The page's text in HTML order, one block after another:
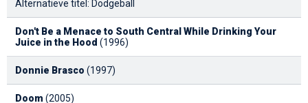
Alternatieve titel: Dodgeball
Don't Be a Menace to South Central While Drinking Your
Juice in the Hood (1996)
Donnie Brasco (1997)
Doom (2005)